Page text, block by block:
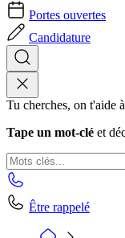
Portes ouvertes
Candidature
Tu cherches, on t'aide
Tape un mot-clé et
Être rappelé